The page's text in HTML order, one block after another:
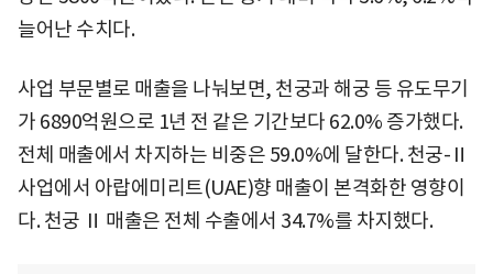
늘어난 수치다.
사업 부문별로 매출을 나눠보면, 천궁과 해궁 등 유도무기
가 6890억원으로 1년 전 같은 기간보다 62.0% 증가했다.
전체 매출에서 차지하는 비중은 59.0%에 달한다. 천궁-Ⅱ
사업에서 아랍에미리트(UAE)향 매출이 본격화한 영향이
다. 천궁 Ⅱ 매출은 전체 수출에서 34.7%를 차지했다.